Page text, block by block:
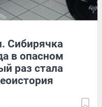
Сибирячка
в опасном
раз стала